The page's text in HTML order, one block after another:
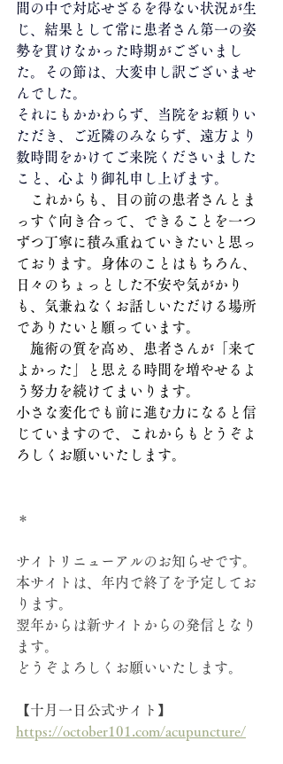
間の中で対応せざるを得ない状況が生
じ、結果として常に患者さん第一の姿
勢を貫けなかった時期がございまし
た。その節は、大変申し訳ございませ
んでした。
それにもかかわらず、当院をお頼りい
ただき、ご近隣のみならず、遠方より
数時間をかけてご来院くださいました
こと、心より御礼申し上げます。
これからも、目の前の患者さんとま
っすぐ向き合って、できることを一つ
ずつ丁寧に積み重ねていきたいと思っ
ております。身体のことはもちろん、
日々のちょっとした不安や気がかり
も、気兼ねなくお話しいただける場所
でありたいと願っています。
施術の質を高め、患者さんが「来て
よかった」と思える時間を増やせるよ
う努力を続けてまいります。
小さな変化でも前に進む力になると信
じていますので、これからもどうぞよ
ろしくお願いいたします。
＊
サイトリニューアルのお知らせです。
本サイトは、年内で終了を予定してお
ります。
翌年からは新サイトからの発信となり
ます。
どうぞよろしくお願いいたします。
【十月一日公式サイト】
https://october101.com/acupuncture/